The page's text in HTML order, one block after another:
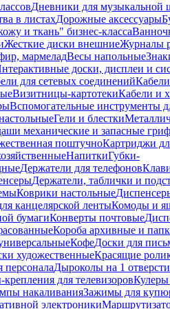
Дневники для музыкальной
в листахДорожные аксессуары
и ткань" бизнес-класса
Жесткие диски внешниеЖурналы
мармеладВесы напольные
доски, дисплеи и
для сетевых соединений
Визитницы-картотекиКабели и
Вспомогательные инструменты
Гели и блестки
механические и запасные
поштучноКартриджи
НапиткиГубки-
Держатели для телефонов
Держатели, таблички и
Коврики настольные
канцелярской лентыКомоды и
бумагиКонверты почтовые
Короба архивные и
КофеДоски для
художественныеКрасящие
персоналаДыроколы на 1
для телевизоровКулеры
накаливанияЗажимы для
электроники